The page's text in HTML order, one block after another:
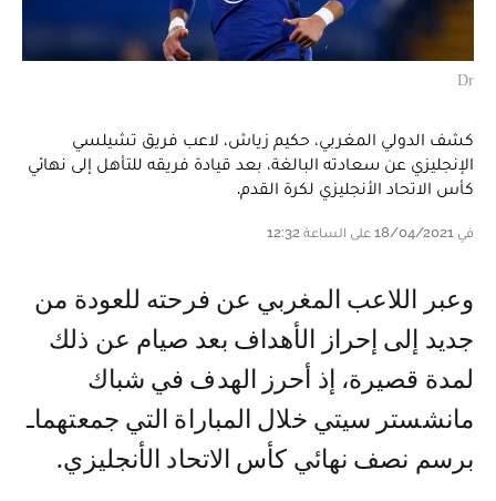
Dr
كشف الدولي المغربي، حكيم زياش، لاعب فريق تشيلسي
الإنجليزي عن سعادته البالغة، بعد قيادة فريقه للتأهل إلى نهائي
كأس الاتحاد الأنجليزي لكرة القدم.
في 18/04/2021 على الساعة 12:32
وعبر اللاعب المغربي عن فرحته للعودة من
جديد إلى إحراز الأهداف بعد صيام عن ذلك
لمدة قصيرة، إذ أحرز الهدف في شباك
مانشستر سيتي خلال المباراة التي جمعتهماـ
برسم نصف نهائي كأس الاتحاد الأنجليزي.